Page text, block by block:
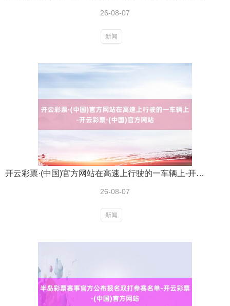
26-08-07
新闻
开云彩票·(中国)官方网站在高速上行驶的一车辆上-开云彩票·(中国)官方网站
26-08-07
新闻